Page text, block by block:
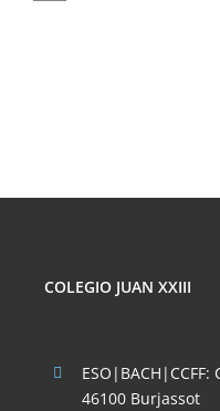
COLEGIO JUAN XXIII
46100 Burjassot